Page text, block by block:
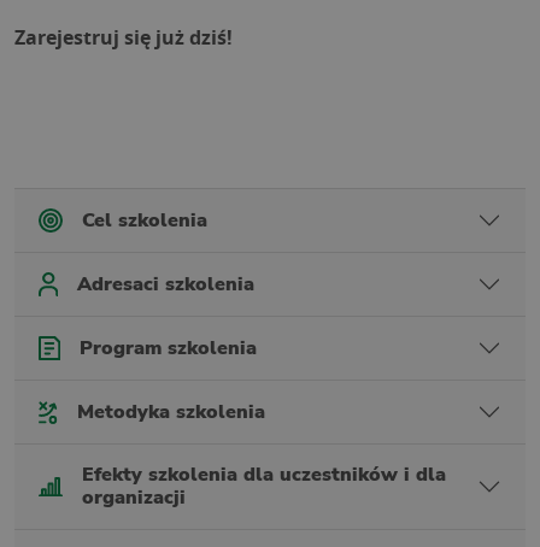
Zarejestruj się już dziś!
Cel szkolenia
Adresaci szkolenia
Program szkolenia
Metodyka szkolenia
Efekty szkolenia dla uczestników i dla
organizacji